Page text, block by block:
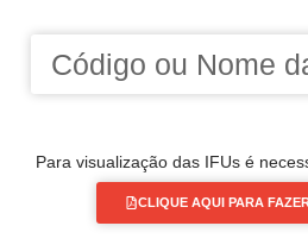
Para visualização das IFUs é
CLIQUE AQUI PARA